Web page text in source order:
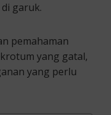
garuk.
pemahaman
yang gatal,
yang perlu